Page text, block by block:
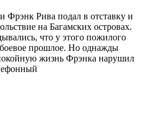
Фрэнк Рива подал в отставку и
на Багамских островах.
что у этого пожилого
боевое прошлое. Но однажды
жизнь Фрэнка нарушил